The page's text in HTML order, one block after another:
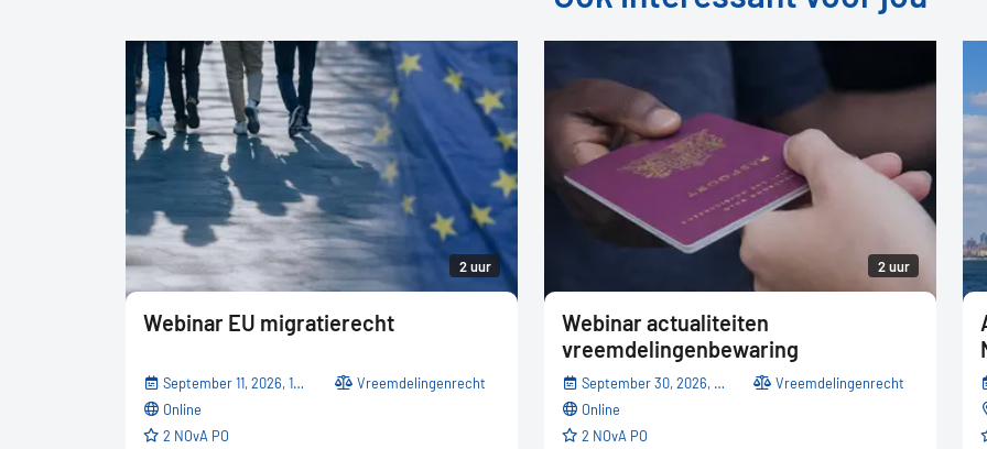
2 uur
Webinar EU migratierecht
September 11, 2026, 10:00 AM - 12:10 PM
online
2 NOvA PO
Vreemdelingenrecht
2 uur
Webinar actualiteiten
vreemdelingenbewaring
September 30, 2026, 10:00 AM - 12:10 PM
online
2 NOvA PO
Vreemdelingenrecht